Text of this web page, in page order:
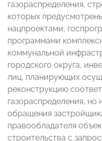
газораспределения,
которых
нацпроектами,
программами
коммунальной
городского округа,
лиц, планирующих
реконструкцию
газораспределения,
обращения
правообладателя
строительства с